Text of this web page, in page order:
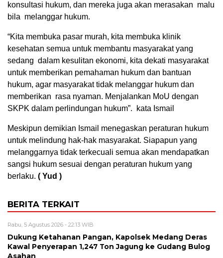
konsultasi hukum, dan mereka juga akan merasakan malu
bila melanggar hukum.
“Kita membuka pasar murah, kita membuka klinik
kesehatan semua untuk membantu masyarakat yang
sedang dalam kesulitan ekonomi, kita dekati masyarakat
untuk memberikan pemahaman hukum dan bantuan
hukum, agar masyarakat tidak melanggar hukum dan
memberikan rasa nyaman. Menjalankan MoU dengan
SKPK dalam perlindungan hukum”. kata Ismail
Meskipun demikian Ismail menegaskan peraturan hukum
untuk melindung hak-hak masyarakat. Siapapun yang
melanggarnya tidak terkecuali semua akan mendapatkan
sangsi hukum sesuai dengan peraturan hukum yang
berlaku. ( Yud )
BERITA TERKAIT
Rabu, 5 Agustus 2026 - 22:13 WIB
Dukung Ketahanan Pangan, Kapolsek Medang Deras
Kawal Penyerapan 1,247 Ton Jagung ke Gudang Bulog
Asahan